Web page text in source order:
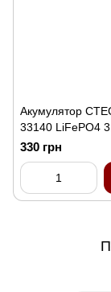
Акумулятор
33140 LiFePO4
15А·год
330 грн